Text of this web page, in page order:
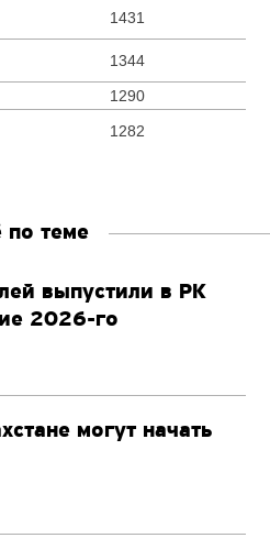
1431
1344
1290
1282
по теме
выпустили в РК
2026-го
могут начать